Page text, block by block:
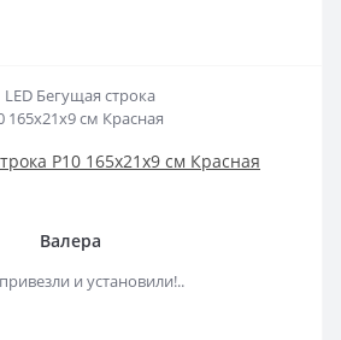
Р10 165x21x9 см Красная
Валера
и установили!..